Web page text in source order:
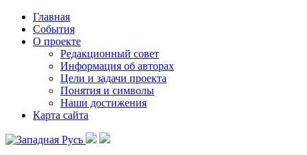
Главная
События
О проекте
Редакционный совет
Информация об авторах
Цели и задачи проекта
Понятия и символы
Наши достижения
Карта сайта